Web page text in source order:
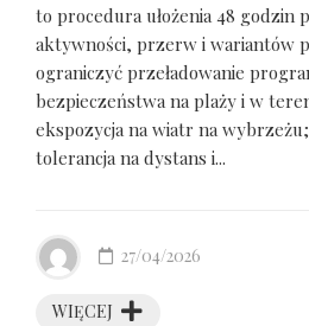
to procedura ułożenia 48 godzin
aktywności, przerw i wariantów
ograniczyć przeładowanie
bezpieczeństwa na plaży i w
ekspozycja na wiatr na
tolerancja na dystans i...
WIĘCEJ
27/04/2026